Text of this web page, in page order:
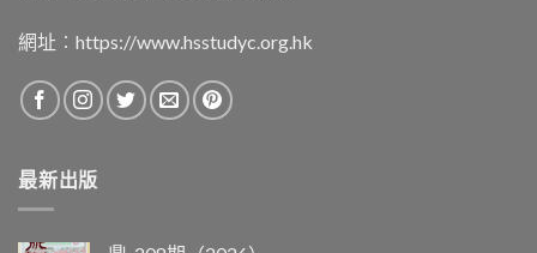
網址︰ https://www.hsstudyc.org.hk
最新出版